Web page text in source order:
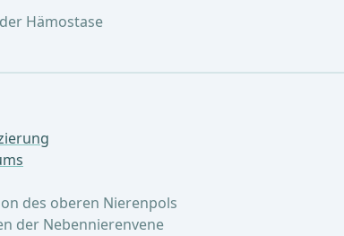
des oberen Nierenpols
der Nebennierenvene
Hämostase